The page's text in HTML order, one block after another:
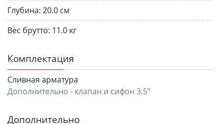
Глубина: 20.0 см
Вес брутто: 11.0 кг
Комплектация
Сливная арматура
Дополнительно - клапан и сифон 3.5"
Дополнительно